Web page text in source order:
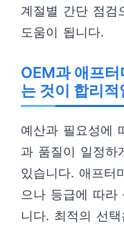
계절별 간단 점검
도움이 됩니다.
OEM과 애프
는 것이 합리적
예산과 필요성에
과 품질이 일정하
있습니다. 애프터
으나 등급에 따
니다. 최적의 선